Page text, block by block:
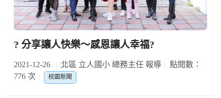
? 分享讓人快樂～感恩讓人幸福?
2021-12-26 北區 立人國小 總務主任 報導
點閱數：
776 次
校園新聞